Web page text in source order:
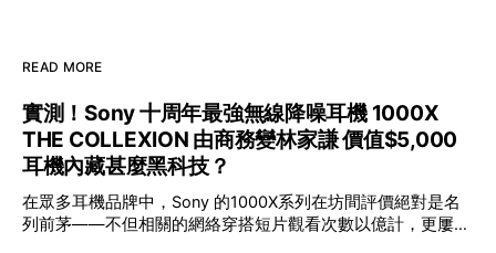
READ MORE
實測！Sony 十周年最強無線降噪耳機 1000X
THE COLLEXION 由商務變林家謙 價值$5,000
耳機內藏甚麼黑科技？
在眾多耳機品牌中，Sony 的1000X系列在坊間評價絕對是名
列前茅——不但相關的網絡穿搭短片觀看次數以億計，更屢獲